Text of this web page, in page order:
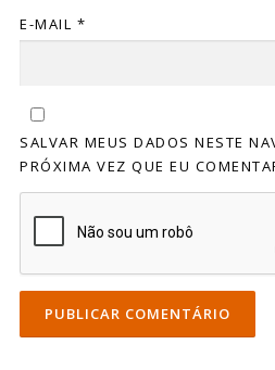
E-MAIL *
SALVAR MEUS DADOS NESTE
PRÓXIMA VEZ QUE EU